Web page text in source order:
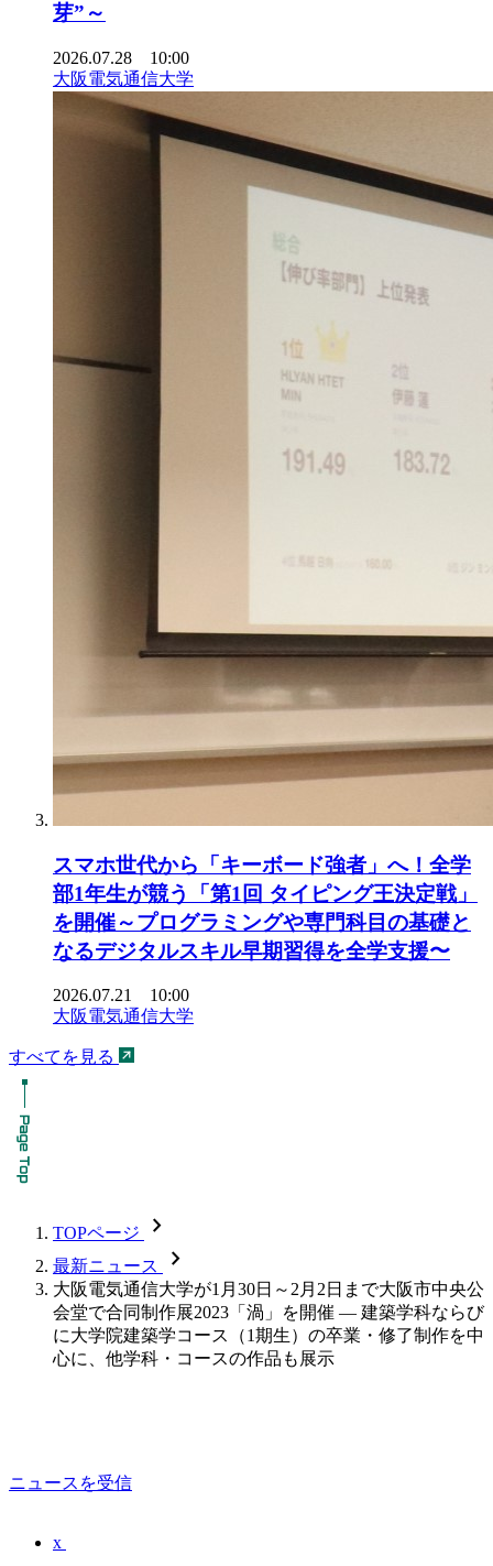
芽”～
2026.07.28 10:00
大阪電気通信大学
スマホ世代から「キーボード強者」へ！全学
部1年生が競う「第1回 タイピング王決定戦」
を開催～プログラミングや専門科目の基礎と
なるデジタルスキル早期習得を全学支援〜
2026.07.21 10:00
大阪電気通信大学
すべてを見る
TOPページ chevron_forward
最新ニュース chevron_forward
大阪電気通信大学が1月30日～2月2日まで大阪市中央公
会堂で合同制作展2023「渦」を開催 ― 建築学科ならび
に大学院建築学コース（1期生）の卒業・修了制作を中
心に、他学科・コースの作品も展示
ニュースを受信
x